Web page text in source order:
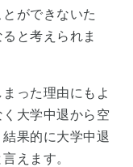
ができないた
と考えられま
った理由にもよ
大学中退から空
果的に大学中退
えます。